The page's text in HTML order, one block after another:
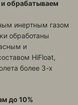
и обрабатываем
инертным газом
обработаны
и
HiFloat,
более 3-х
до 10%